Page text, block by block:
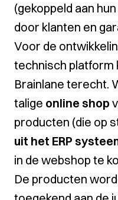
(gekoppeld aan
door klanten en
Voor de
technisch platform
Brainlane terecht.
talige online shop
producten (die op
uit het ERP
in de webshop te
De producten